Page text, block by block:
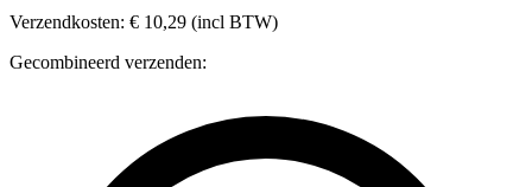
Verzendkosten: € 10,29 (incl BTW)
Gecombineerd verzenden: